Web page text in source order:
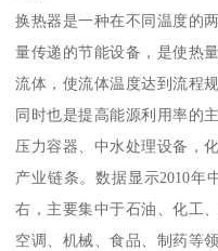
换热器是一种在不同温度的
量传递的节能设备，是使热
流体，使流体温度达到流程
同时也是提高能源利用率的
压力容器、中水处理设备，
产业链条。数据显示2010年
右，主要集中于石油、化工
空调、机械、食品、制药等